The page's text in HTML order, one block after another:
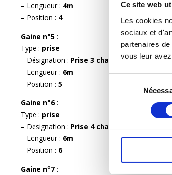
Ce site web
Les cookies
sociaux et
partenaires
vous leur
consentement
– Longueur : 4m
– Position : 4
Gaine n°5 :
Type : prise
– Désignation : Prise 3 chambre RDC
– Longueur : 6m
– Position : 5
Gaine n°6:
Type : prise
– Désignation : Prise 4 chambre RDC
– Longueur : 6m
– Position : 6
Gaine n°7 :